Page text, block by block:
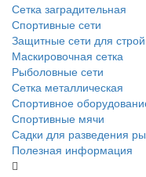
Сетка заградительная
Спортивные сети
Защитные сети для
Маскировочная сетка
Рыболовные сети
Сетка металлическая
Спортивное
Спортивные мячи
Садки для разведения
Полезная информация